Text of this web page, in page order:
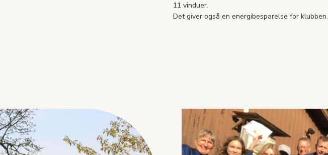
11 vinduer.
Det giver også en energibesparelse for klubben.